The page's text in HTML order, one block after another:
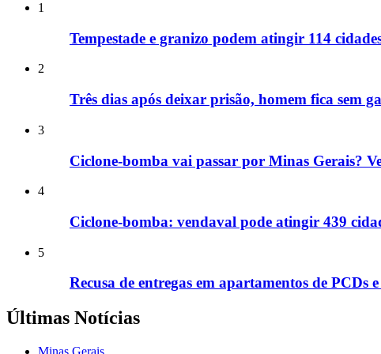
1
Tempestade e granizo podem atingir 114
2
Três dias após deixar prisão, homem fica sem
3
Ciclone-bomba vai passar por Minas Gerais?
4
Ciclone-bomba: vendaval pode atingir 439
5
Recusa de entregas em apartamentos de PCDs
Últimas Notícias